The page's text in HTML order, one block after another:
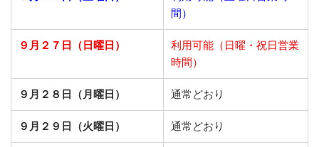
間）
９月２７日（日曜日）
利用可能（日曜・祝日営業
時間）
９月２８日（月曜日） 通常どおり
９月２９日（火曜日） 通常どおり